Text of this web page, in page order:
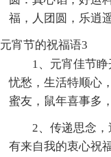
福，人团圆，乐逍
元宵节的祝福语3
1、元宵佳节
忧愁，生活特顺心
蜜友，鼠年喜事多
2、传递思念
有来自我的衷心祝